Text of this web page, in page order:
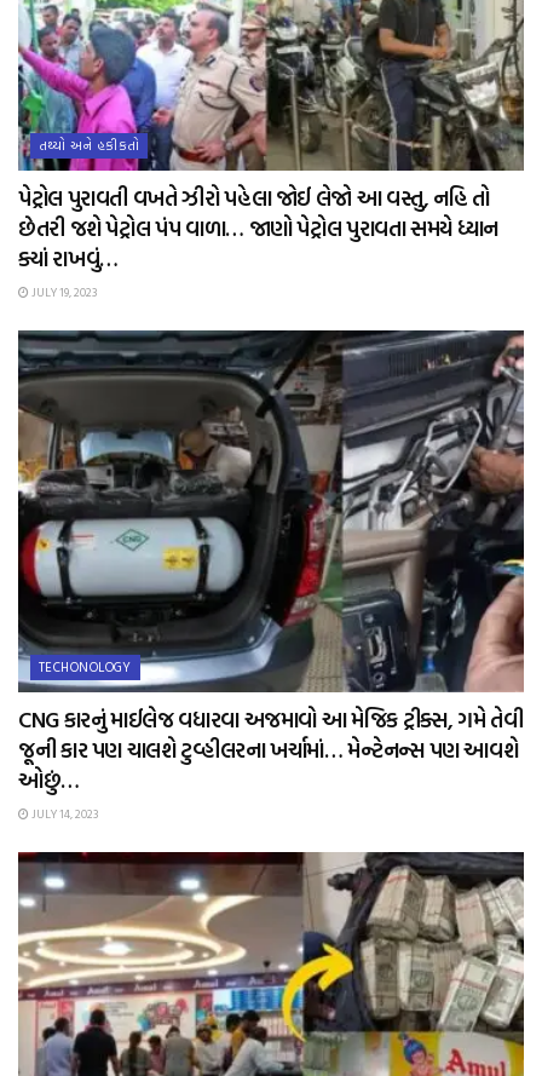
તથ્યો અને હકીકતો
પેટ્રોલ પુરાવતી વખતે ઝીરો પહેલા જોઈ લેજો આ વસ્તુ, નહિ તો
છેતરી જશે પેટ્રોલ પંપ વાળા… જાણો પેટ્રોલ પુરાવતા સમયે ધ્યાન
ક્યાં રાખવું…
JULY 19, 2023
TECHONOLOGY
CNG કારનું માઈલેજ વધારવા અજમાવો આ મેજિક ટ્રીક્સ, ગમે તેવી
જૂની કાર પણ ચાલશે ટુવ્હીલરના ખર્ચામાં… મેન્ટેનન્સ પણ આવશે
ઓછું…
JULY 14, 2023